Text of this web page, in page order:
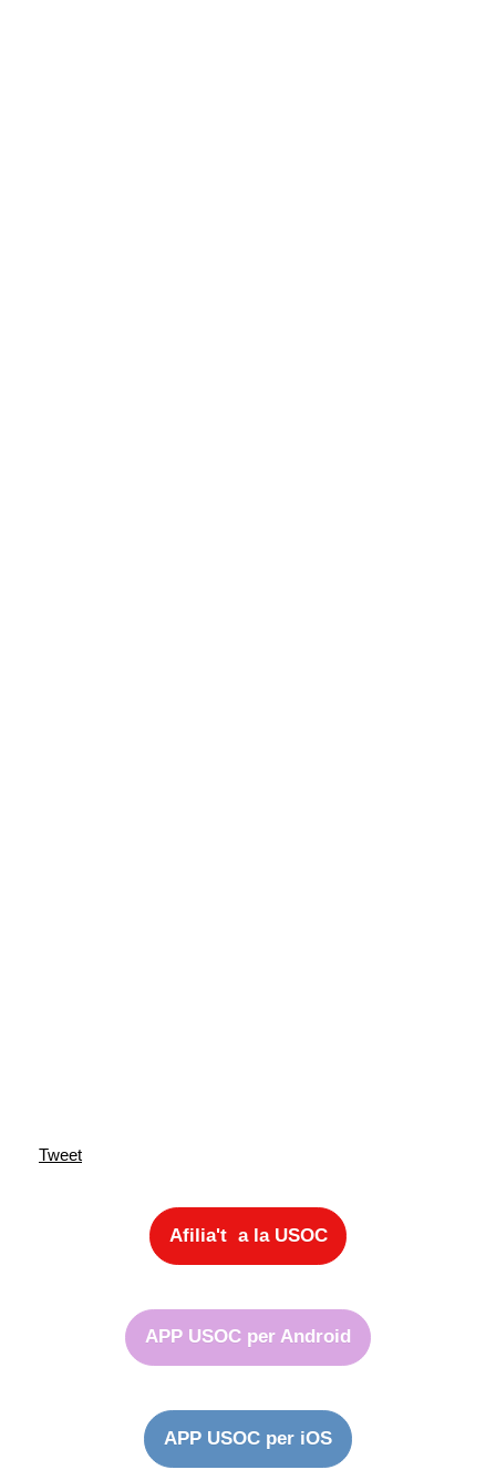
Tweet
Afilia't a la USOC
APP USOC per Android
APP USOC per iOS